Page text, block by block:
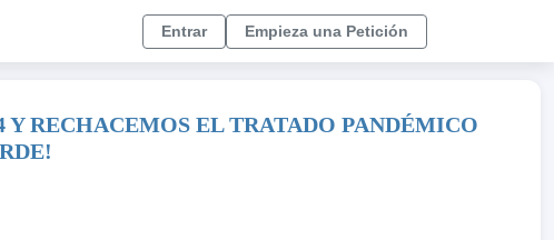
Entrar Empieza una Petición
Y RECHACEMOS EL TRATADO PANDÉMICO